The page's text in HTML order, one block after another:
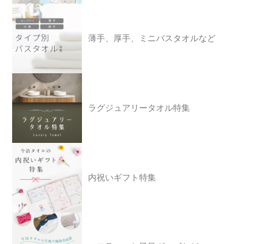
薄手、厚手、ミニバスタオルなど
ラグジュアリータオル特集
内祝いギフト特集